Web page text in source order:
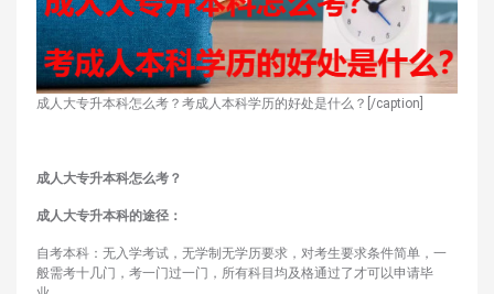
成人大专升本科怎么考？考成人本科学历的好处是什么？[/caption]
成人大专升本科怎么考 ？
成人大专升本科的途径 ：
自考本科：无入学考试，无学制无学历要求，对考生要求条件简单，一
般需考十几门，考一门过一门，所有科目均及格通过了才可以申请毕